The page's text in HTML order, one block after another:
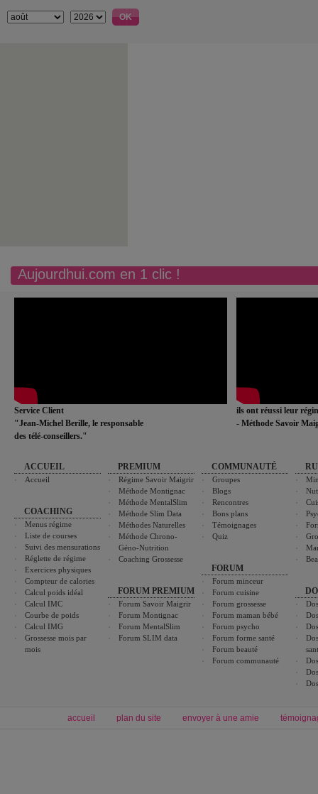
Aujourdhui.com en 1 clic !
Service Client
"Jean-Michel Berille, le responsable
des télé-conseillers."
ils ont réussi leur
- Méthode Savoir
ACCUEIL
Accueil
COACHING
Menus régime
Liste de courses
Suivi des mensurations
Réglette de régime
Exercices physiques
Compteur de calories
Calcul poids idéal
Calcul IMC
Courbe de poids
Calcul IMG
Grossesse mois par
mois
PREMIUM
Régime Savoir Maigrir
Méthode Montignac
Méthode MentalSlim
Méthode Slim Data
Méthodes Naturelles
Méthode Chrono-
Géno-Nutrition
Coaching Grossesse
FORUM PREMIUM
Forum Savoir Maigrir
Forum Montignac
Forum MentalSlim
Forum SLIM data
COMMUNAUTÉ
Groupes
Blogs
Rencontres
Bons plans
Témoignages
Quiz
FORUM
Forum minceur
Forum cuisine
Forum grossesse
Forum maman bébé
Forum psycho
Forum forme santé
Forum beauté
Forum communauté
accueil plan du site envoyer à une amie